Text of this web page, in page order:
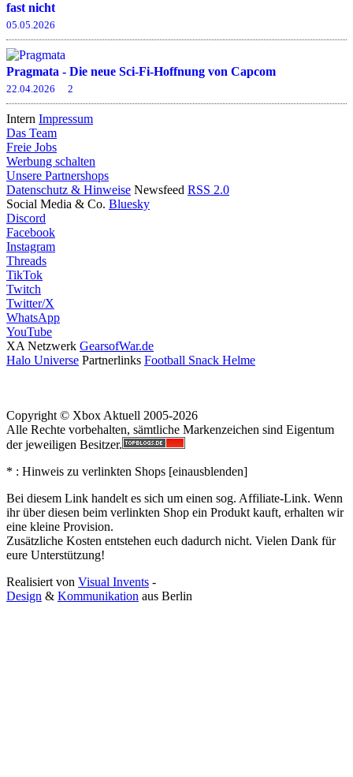
fast nicht
05.05.2026
Pragmata - Die neue Sci-Fi-Hoffnung von Capcom
22.04.2026 2
Intern Impressum
Das Team
Freie Jobs
Werbung schalten
Unsere Partnershops
Datenschutz & Hinweise Newsfeed RSS 2.0
Social Media & Co. Bluesky
Discord
Facebook
Instagram
Threads
TikTok
Twitch
Twitter/X
WhatsApp
YouTube
XA Netzwerk GearsofWar.de
Halo Universe Partnerlinks Football Snack Helme
Copyright © Xbox Aktuell 2005-2026
Alle Rechte vorbehalten, sämtliche Markenzeichen sind Eigentum
der jeweiligen Besitzer.
* : Hinweis zu verlinkten Shops [einausblenden]
Bei diesem Link handelt es sich um einen sog. Affiliate-Link. Wenn
ihr über diesen beim verlinkten Shop ein Produkt kauft, erhalten wir
eine kleine Provision.
Zusätzliche Kosten entstehen euch dadurch nicht. Vielen Dank für
eure Unterstützung!
Realisiert von Visual Invents -
Design & Kommunikation aus Berlin